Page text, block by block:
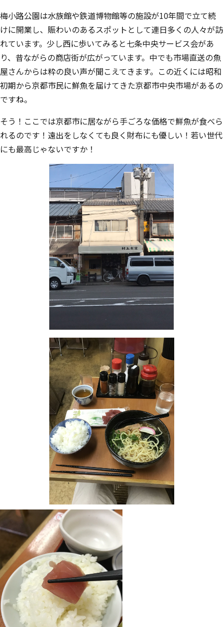
梅小路公園は水族館や鉄道博物館等の施設が10年間で立て続
けに開業し、賑わいのあるスポットとして連日多くの人々が訪
れています。少し西に歩いてみると七条中央サービス会があ
り、昔ながらの商店街が広がっています。中でも市場直送の魚
屋さんからは粋の良い声が聞こえてきます。この近くには昭和
初期から京都市民に鮮魚を届けてきた京都市中央市場があるの
ですね。
そう！ここでは京都市に居ながら手ごろな価格で鮮魚が食べら
れるのです！遠出をしなくても良く財布にも優しい！若い世代
にも最高じゃないですか！